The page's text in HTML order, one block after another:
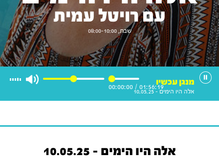
עם רויטל עמית
שבת, 08:00-10:00
01:56:19
/
00:00:00
מנגן עכשיו
אלה היו הימים - 10.05.25
אלה היו הימים - 10.05.25